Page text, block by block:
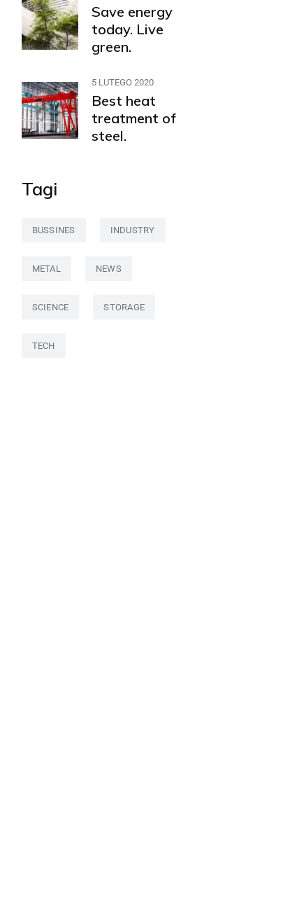
Save energy
today. Live
green.
5 LUTEGO 2020
Best heat
treatment of
steel.
Tagi
BUSSINES INDUSTRY
METAL NEWS
SCIENCE STORAGE
TECH